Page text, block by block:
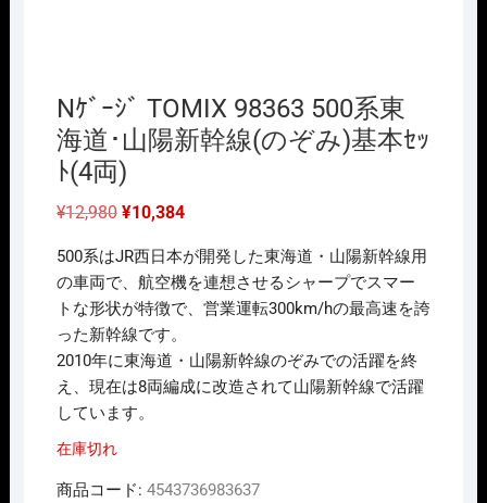
Nｹﾞｰｼﾞ TOMIX 98363 500系東
海道･山陽新幹線(のぞみ)基本ｾｯ
ﾄ(4両)
¥12,980 元
格
は
¥12,980
で
し
た。
¥10,384現
価
格
は
¥10,384
500系はJR西日本が開発した東海道・山陽新幹線用
の車両で、航空機を連想させるシャープでスマー
トな形状が特徴で、営業運転300km/hの最高速を誇
った新幹線です。
2010年に東海道・山陽新幹線のぞみでの活躍を終
え、現在は8両編成に改造されて山陽新幹線で活躍
しています。
在庫切れ
商品コード: 4543736983637